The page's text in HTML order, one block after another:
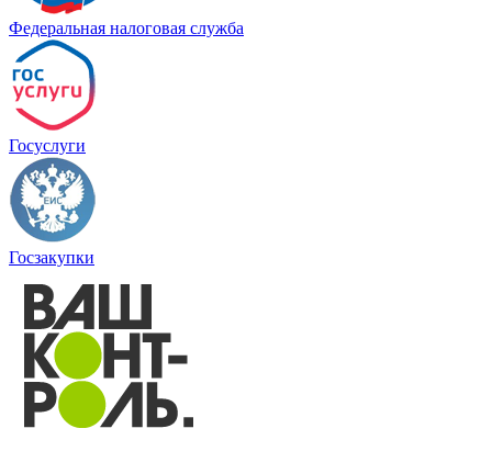
Федеральная налоговая служба
Госуслуги
Госзакупки